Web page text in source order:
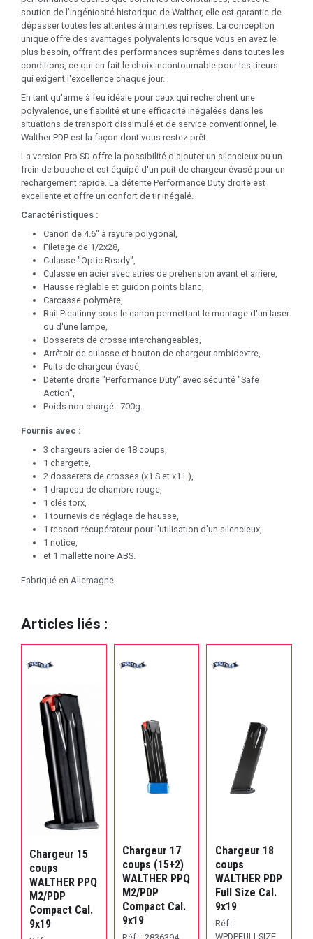
soutien de l'ingéniosité historique de Walther, elle est garantie de
dépasser toutes les attentes à maintes reprises. La conception
unique offre des avantages polyvalents lorsque vous en avez le
plus besoin, offrant des performances suprêmes dans toutes les
conditions, ce qui en fait le choix incontournable pour les tireurs
qui exigent l'excellence chaque jour.
En tant qu'arme à feu idéale pour ceux qui recherchent une
polyvalence, une fiabilité et une efficacité inégalées dans les
situations de transport dissimulé et de service conventionnel, le
Walther PDP est la façon dont vous restez prêt.
La version Pro SD offre la possibilité d'ajouter un silencieux ou un
frein de bouche et est équipé d'un puit de chargeur évasé pour un
rechargement rapide. La détente Performance Duty droite est
excellente et offre un confort de tir inégalé.
Caractéristiques :
Canon de 4.6" à rayure polygonal,
Filetage de 1/2x28,
Culasse "Optic Ready",
Culasse en acier avec stries de préhension avant et arrière,
Hausse réglable et guidon points blanc,
Carcasse polymère,
Rail Picatinny sous le canon permettant le montage d'un laser
ou d'une lampe,
Dosserets de crosse interchangeables,
Arrêtoir de culasse et bouton de chargeur ambidextre,
Puits de chargeur évasé,
Détente droite "Performance Duty" avec sécurité "Safe
Action",
Poids non chargé : 700g.
Fournis avec :
3 chargeurs acier de 18 coups,
1 chargette,
2 dosserets de crosses (x1 S et x1 L),
1 drapeau de chambre rouge,
1 clés torx,
1 tournevis de réglage de hausse,
1 ressort récupérateur pour l'utilisation d'un silencieux,
1 notice,
et 1 mallette noire ABS.
Fabriqué en Allemagne.
Articles liés :
Chargeur 15
coups
WALTHER PPQ
M2/PDP
Compact Cal.
9x19
Chargeur 17
coups (15+2)
WALTHER PPQ
M2/PDP
Compact Cal.
9x19
Chargeur 18
coups
WALTHER PDP
Full Size Cal.
9x19
Réf. :
WPDPFULLSIZE